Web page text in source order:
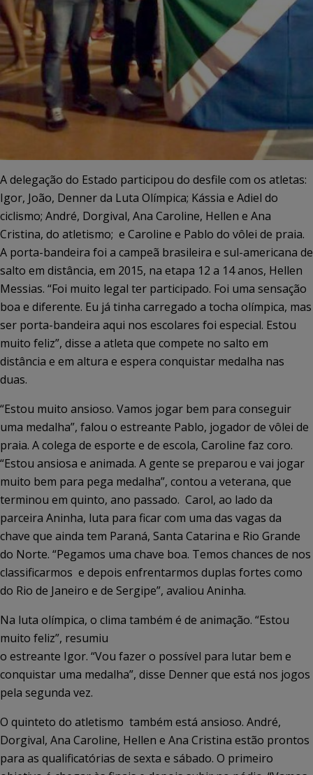
A delegação do Estado participou do desfile com os atletas:
Igor, João, Denner da Luta Olímpica; Kássia e Adiel do
ciclismo; André, Dorgival, Ana Caroline, Hellen e Ana
Cristina, do atletismo; e Caroline e Pablo do vôlei de praia.
A porta-bandeira foi a campeã brasileira e sul-americana de
salto em distância, em 2015, na etapa 12 a 14 anos, Hellen
Messias. “Foi muito legal ter participado. Foi uma sensação
boa e diferente. Eu já tinha carregado a tocha olímpica, mas
ser porta-bandeira aqui nos escolares foi especial. Estou
muito feliz”, disse a atleta que compete no salto em
distância e em altura e espera conquistar medalha nas
duas.
“Estou muito ansioso. Vamos jogar bem para conseguir
uma medalha”, falou o estreante Pablo, jogador de vôlei de
praia. A colega de esporte e de escola, Caroline faz coro.
“Estou ansiosa e animada. A gente se preparou e vai jogar
muito bem para pega medalha”, contou a veterana, que
terminou em quinto, ano passado. Carol, ao lado da
parceira Aninha, luta para ficar com uma das vagas da
chave que ainda tem Paraná, Santa Catarina e Rio Grande
do Norte. “Pegamos uma chave boa. Temos chances de nos
classificarmos e depois enfrentarmos duplas fortes como
do Rio de Janeiro e de Sergipe”, avaliou Aninha.
Na luta olímpica, o clima também é de animação. “Estou
muito feliz”, resumiu
o estreante Igor. “Vou fazer o possível para lutar bem e
conquistar uma medalha”, disse Denner que está nos jogos
pela segunda vez.
O quinteto do atletismo também está ansioso. André,
Dorgival, Ana Caroline, Hellen e Ana Cristina estão prontos
para as qualificatórias de sexta e sábado. O primeiro